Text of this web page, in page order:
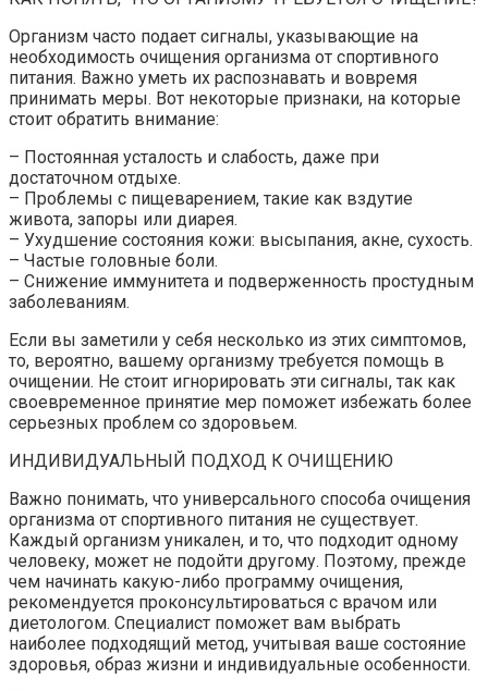
Организм часто подает сигналы, указывающие на
необходимость очищения организма от спортивного
питания. Важно уметь их распознавать и вовремя
принимать меры. Вот некоторые признаки, на которые
стоит обратить внимание:
– Постоянная усталость и слабость, даже при
достаточном отдыхе.
– Проблемы с пищеварением, такие как вздутие
живота, запоры или диарея.
– Ухудшение состояния кожи: высыпания, акне, сухость.
– Частые головные боли.
– Снижение иммунитета и подверженность простудным
заболеваниям.
Если вы заметили у себя несколько из этих симптомов,
то, вероятно, вашему организму требуется помощь в
очищении. Не стоит игнорировать эти сигналы, так как
своевременное принятие мер поможет избежать более
серьезных проблем со здоровьем.
ИНДИВИДУАЛЬНЫЙ ПОДХОД К ОЧИЩЕНИЮ
Важно понимать, что универсального способа очищения
организма от спортивного питания не существует.
Каждый организм уникален, и то, что подходит одному
человеку, может не подойти другому. Поэтому, прежде
чем начинать какую-либо программу очищения,
рекомендуется проконсультироваться с врачом или
диетологом. Специалист поможет вам выбрать
наиболее подходящий метод, учитывая ваше состояние
здоровья, образ жизни и индивидуальные особенности.